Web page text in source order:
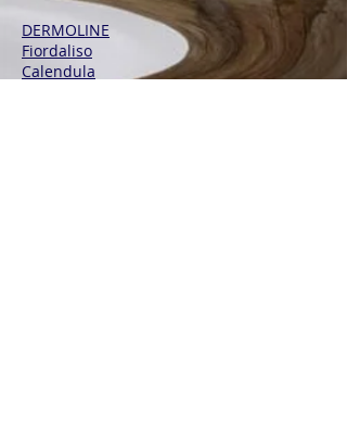
DERMOLINE
Fiordaliso
Calendula